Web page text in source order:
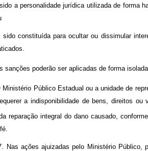
sido a personalidade jurídica utilizada de forma
sido constituída para ocultar ou dissimular
sanções poderão ser aplicadas de forma
Público Estadual ou a unidade de
a indisponibilidade de bens, direitos ou
reparação integral do dano causado,
Nas ações ajuizadas pelo Ministério Público,